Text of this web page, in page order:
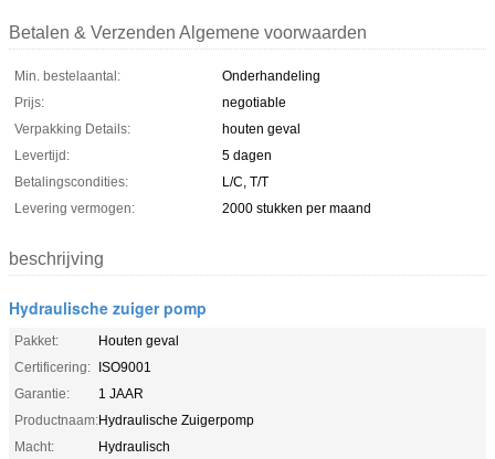
Betalen & Verzenden Algemene voorwaarden
Min. bestelaantal:
Onderhandeling
Prijs:
negotiable
Verpakking Details:
houten geval
Levertijd:
5 dagen
Betalingscondities:
L/C, T/T
Levering vermogen:
2000 stukken per maand
beschrijving
Hydraulische zuiger pomp
Pakket:
Houten geval
Certificering: ISO9001
Garantie:
1 JAAR
Productnaam:Hydraulische Zuigerpomp
Macht:
Hydraulisch